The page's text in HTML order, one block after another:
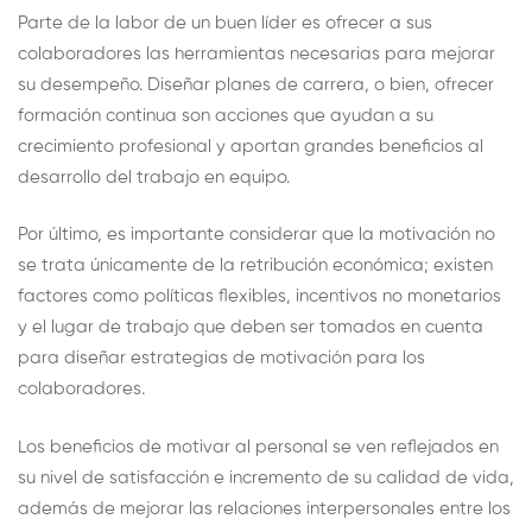
Parte de la labor de un buen líder es ofrecer a sus
colaboradores las herramientas necesarias para mejorar
su desempeño. Diseñar planes de carrera, o bien, ofrecer
formación continua son acciones que ayudan a su
crecimiento profesional y aportan grandes beneficios al
desarrollo del trabajo en equipo.
Por último, es importante considerar que la motivación no
se trata únicamente de la retribución económica; existen
factores como políticas flexibles, incentivos no monetarios
y el lugar de trabajo que deben ser tomados en cuenta
para diseñar estrategias de motivación para los
colaboradores.
Los beneficios de motivar al personal se ven reflejados en
su nivel de satisfacción e incremento de su calidad de vida,
además de mejorar las relaciones interpersonales entre los